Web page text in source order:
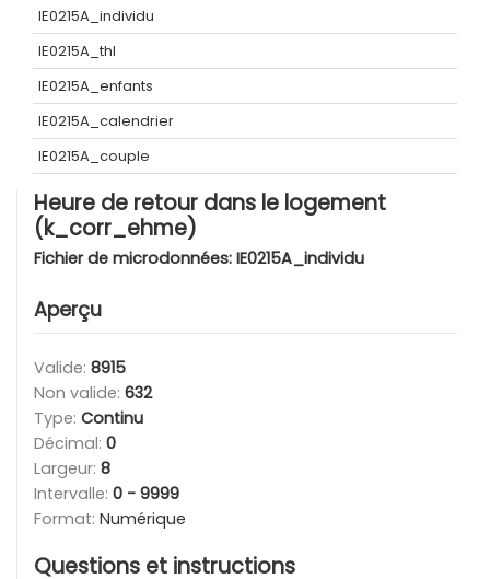
IE0215A_individu
IE0215A_thl
IE0215A_enfants
IE0215A_calendrier
IE0215A_couple
Heure de retour dans le logement
(k_corr_ehme)
Fichier de microdonnées: IE0215A_individu
Aperçu
Valide: 8915
Non valide: 632
Type: Continu
Décimal: 0
Largeur: 8
Intervalle: 0 - 9999
Format: Numérique
Questions et instructions